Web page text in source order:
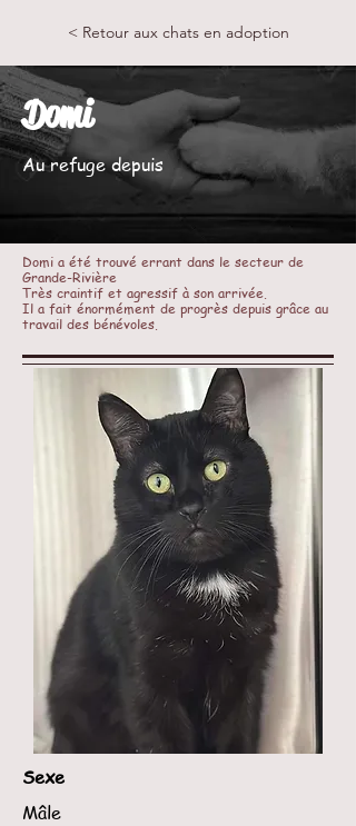
< Retour aux chats en adoption
Domi
Au refuge depuis
Domi a été trouvé errant dans le secteur de
Grande-Rivière
Très craintif et agressif à son arrivée.
Il a fait énormément de progrès depuis grâce au
travail des bénévoles.
Sexe
Mâle